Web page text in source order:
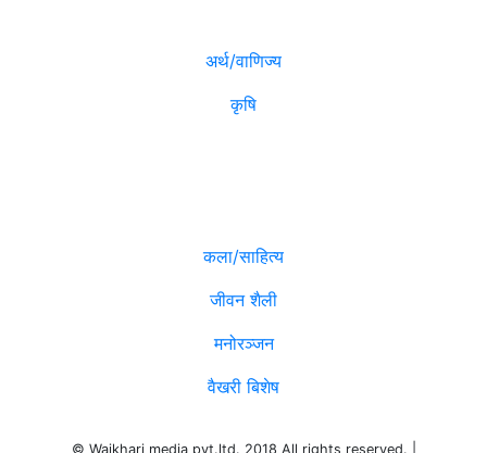
अर्थ/वाणिज्य
कृषि
कला/साहित्य
जीवन शैली
मनोरञ्जन
वैखरी बिशेष
© Waikhari media pvt.ltd. 2018 All rights reserved. |